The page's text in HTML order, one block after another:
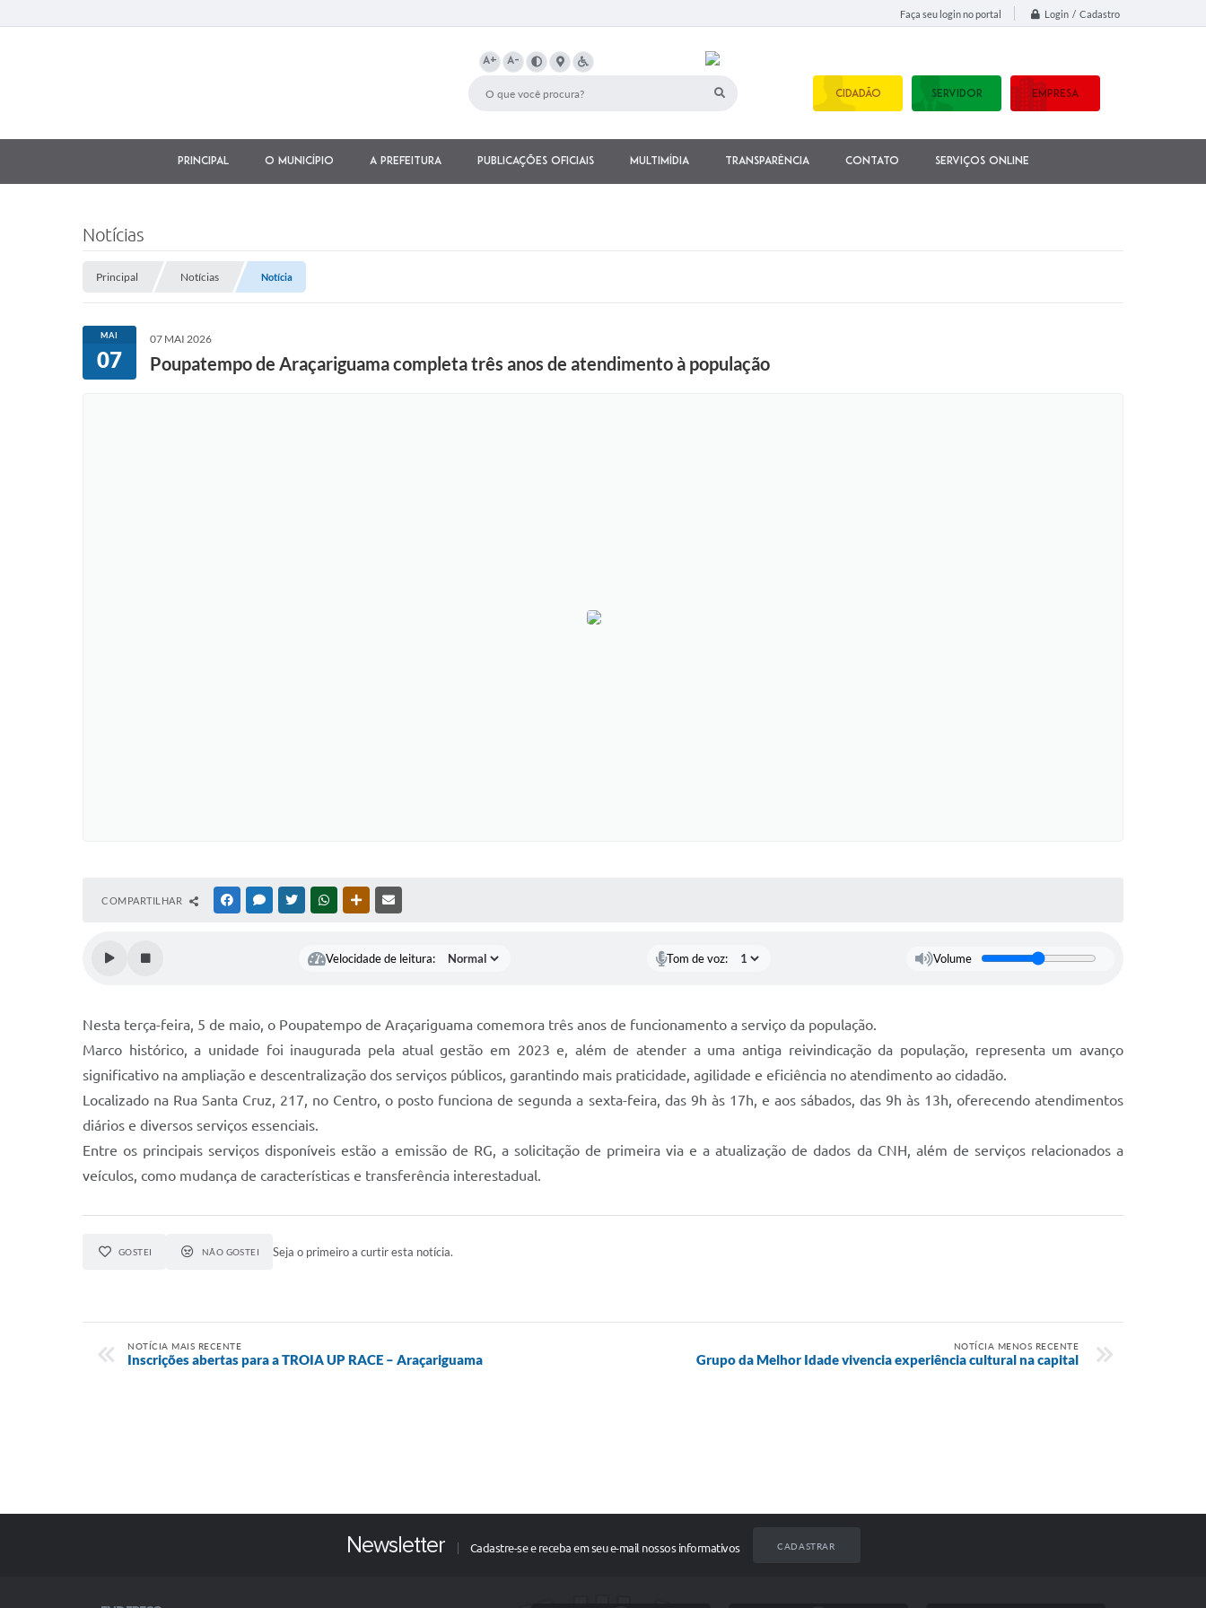
Faça seu login no portal Login / Cadastro
A+ A-
CIDADÃO SERVIDOR EMPRESA
Principal O município A Prefeitura Publicações Oficiais Multimídia Transparência Contato Serviços Online
Notícias
Principal Notícias Notícia
MAI
07
07 MAI 2026
Poupatempo de Araçariguama completa três anos de atendimento à população
COMPARTILHAR FACEBOOKMESSENGER
TWITTERWHATSAPPOUTRAS MÍDIAS
Velocidade de leitura: Tom de voz: Volume
Nesta terça-feira, 5 de maio, o Poupatempo de Araçariguama comemora três anos de funcionamento a serviço da população.
Marco histórico, a unidade foi inaugurada pela atual gestão em 2023 e, além de atender a uma antiga reivindicação da população, representa um avanço
significativo na ampliação e descentralização dos serviços públicos, garantindo mais praticidade, agilidade e eficiência no atendimento ao cidadão.
Localizado na Rua Santa Cruz, 217, no Centro, o posto funciona de segunda a sexta-feira, das 9h às 17h, e aos sábados, das 9h às 13h, oferecendo atendimentos
diários e diversos serviços essenciais.
Entre os principais serviços disponíveis estão a emissão de RG, a solicitação de primeira via e a atualização de dados da CNH, além de serviços relacionados a
veículos, como mudança de características e transferência interestadual.
GOSTEI NÃO GOSTEI Seja o primeiro a curtir esta notícia.
NOTÍCIA MAIS RECENTE
Inscrições abertas para a TROIA UP RACE – Araçariguama
NOTÍCIA MENOS RECENTE
Grupo da Melhor Idade vivencia experiência cultural na capital
Newsletter Cadastre-se e receba em seu e-mail nossos informativos CADASTRAR